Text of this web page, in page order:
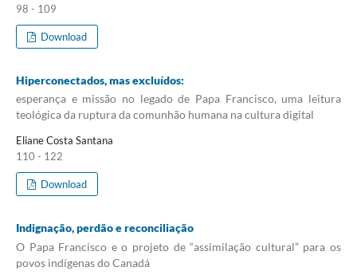
98 - 109
Download
Hiperconectados, mas excluídos:
esperança e missão no legado de Papa Francisco, uma leitura
teológica da ruptura da comunhão humana na cultura digital
Eliane Costa Santana
110 - 122
Download
Indignação, perdão e reconciliação
O Papa Francisco e o projeto de “assimilação cultural” para os
povos indígenas do Canadá